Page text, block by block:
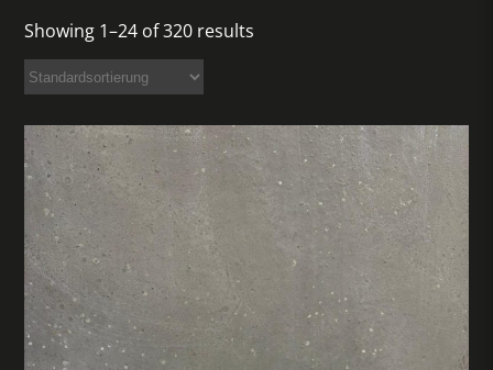
Showing 1–24 of 320 results